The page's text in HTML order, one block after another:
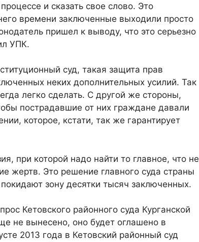
и сказать свое слово. Это
времени заключенные выходили просто
пришел к выводу, что это серьезно
УПК.
суд, такая защита прав
неких дополнительных усилий. Так
легко сделать. С другой же стороны,
пострадавшие от них граждане давали
которое, кстати, так же гарантирует
при которой надо найти то главное, что не
жертв. Это решение главного суда страны
зону десятки тысяч заключенных.
Кетовского районного суда Курганской
не вынесено, оно будет оглашено в
2013 года в Кетовский районный суд